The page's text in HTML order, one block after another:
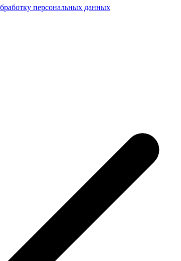
персональных данных